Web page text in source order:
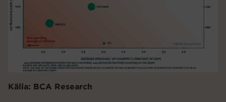
Källa: BCA Research